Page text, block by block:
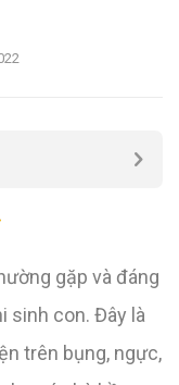
gặp và đáng
sinh con. Đây là
trên bụng, ngực,